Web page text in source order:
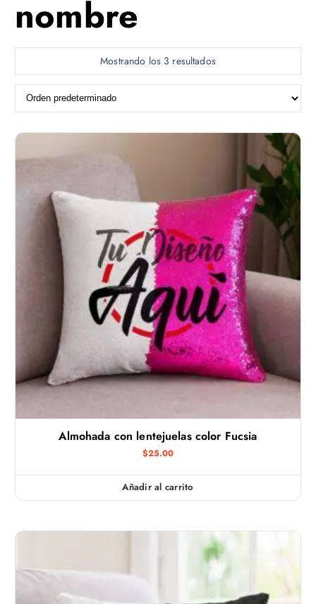
nombre
Mostrando los 3 resultados
Almohada con lentejuelas color Fucsia
$25.00
Añadir al carrito